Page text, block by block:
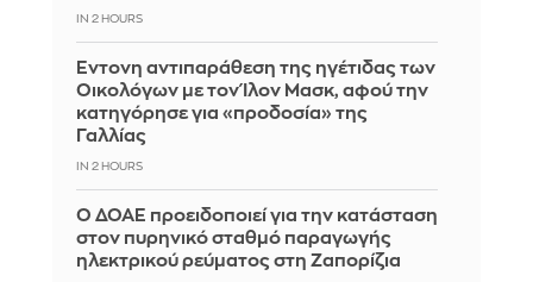
IN 2 HOURS
Έντονη αντιπαράθεση της ηγέτιδας των
Οικολόγων με τον Ίλον Μασκ, αφού την
κατηγόρησε για «προδοσία» της
Γαλλίας
IN 2 HOURS
Ο ΔΟΑΕ προειδοποιεί για την κατάσταση
στον πυρηνικό σταθμό παραγωγής
ηλεκτρικού ρεύματος στη Ζαπορίζια